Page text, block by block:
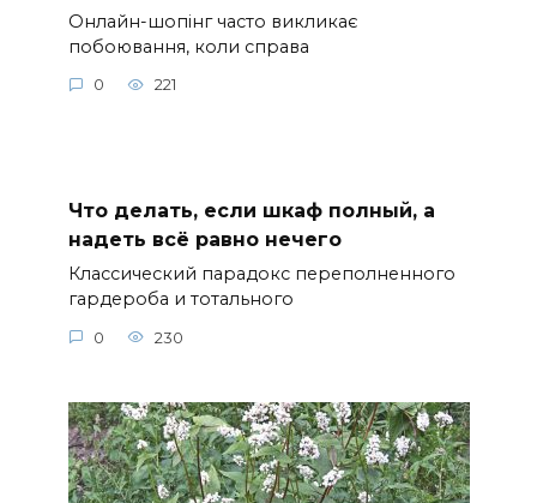
Онлайн-шопінг часто викликає
побоювання, коли справа
0 221
Что делать, если шкаф полный, а
надеть всё равно нечего
Классический парадокс переполненного
гардероба и тотального
0 230